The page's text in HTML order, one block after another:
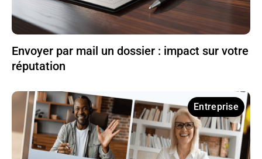
Envoyer par mail un dossier : impact sur votre
réputation
Entreprise